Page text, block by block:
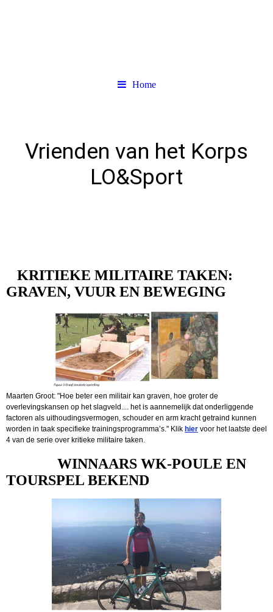
Home
Vrienden van het Korps
LO&Sport
KRITIEKE MILITAIRE TAKEN:
GRAVEN, VUUR EN BEWEGING
Maarten Groot: "Hoe beter een militair kan graven, hoe groter de
overlevingskansen op het slagveld.... het is aannemelijk dat onderliggende
factoren als uithoudingsvermogen, schouder en arm kracht getraind kunnen
worden in taak specifieke trainingsprogramma’s." Klik hier voor het laatste deel
4 van de serie over kritieke militaire taken.
WINNAARS WK-POULE EN
TOURSPEL BEKEND